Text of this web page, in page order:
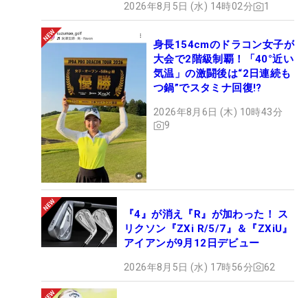
2026年8月5日 (水) 14時02分 1
身長154cmのドラコン女子が
大会で2階級制覇！「40°近い
気温」の激闘後は“2日連続も
つ鍋”でスタミナ回復!?
2026年8月6日 (木) 10時43分
9
『4』が消え『R』が加わった！ ス
リクソン『ZXi R/5/7』＆『ZXiU』
アイアンが9月12日デビュー
2026年8月5日 (水) 17時56分 62